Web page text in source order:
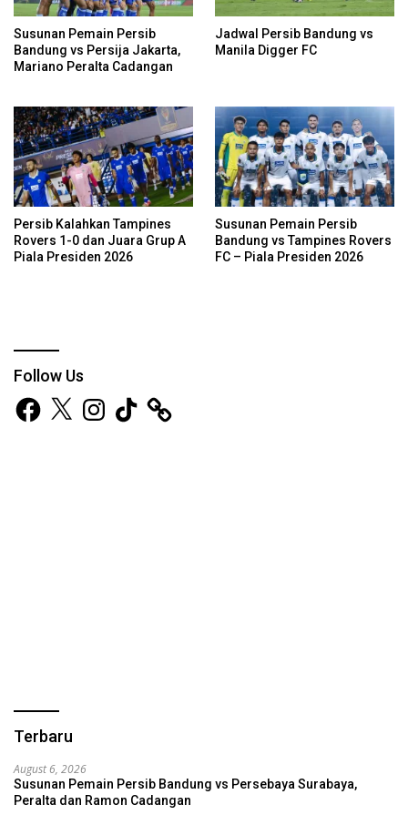
Susunan Pemain Persib
Bandung vs Persija Jakarta,
Mariano Peralta Cadangan
Jadwal Persib Bandung vs
Manila Digger FC
Persib Kalahkan Tampines
Rovers 1-0 dan Juara Grup A
Piala Presiden 2026
Susunan Pemain Persib
Bandung vs Tampines Rovers
FC – Piala Presiden 2026
Follow Us
Facebook
X Instagram
TikTok
Terbaru
August 6, 2026
Susunan Pemain Persib Bandung vs Persebaya Surabaya,
Peralta dan Ramon Cadangan